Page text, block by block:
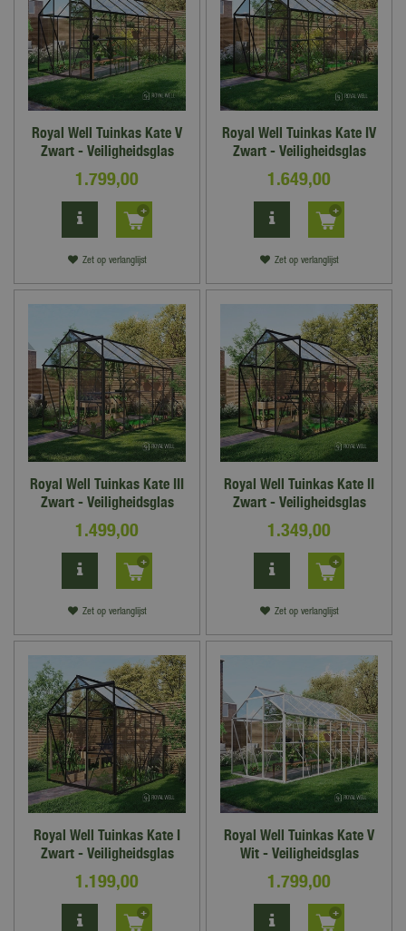
Royal Well Tuinkas Kate V
Zwart - Veiligheidsglas
1.799,00
Zet op verlanglijst
Royal Well Tuinkas Kate IV
Zwart - Veiligheidsglas
1.649,00
Zet op verlanglijst
Royal Well Tuinkas Kate III
Zwart - Veiligheidsglas
1.499,00
Zet op verlanglijst
Royal Well Tuinkas Kate II
Zwart - Veiligheidsglas
1.349,00
Zet op verlanglijst
Royal Well Tuinkas Kate I
Zwart - Veiligheidsglas
1.199,00
Royal Well Tuinkas Kate V
Wit - Veiligheidsglas
1.799,00